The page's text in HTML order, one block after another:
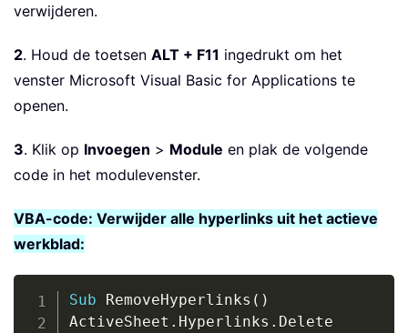
verwijderen.
2. Houd de toetsen ALT + F11 ingedrukt om het
venster Microsoft Visual Basic for Applications te
openen.
3. Klik op Invoegen > Module en plak de volgende
code in het modulevenster.
VBA-code: Verwijder alle hyperlinks uit het actieve
werkblad:
Sub RemoveHyperlinks ( )
ActiveSheet . Hyperlinks .